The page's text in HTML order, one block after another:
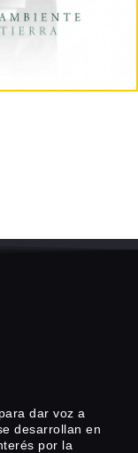
dar voz a
desarrollan en
por la